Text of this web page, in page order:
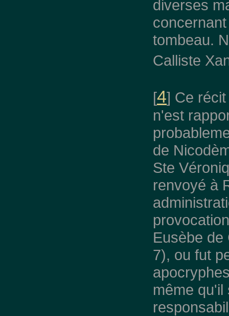
diverses
tombeau.
Calliste
[4] Ce
n'est
de
Ste
renvoyé à
Eusèbe
7), ou fut
même